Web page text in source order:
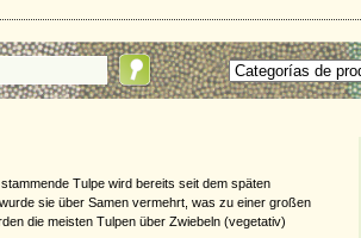
Tulpe wird bereits seit dem späten
sie über Samen vermehrt, was zu einer großen
die meisten Tulpen über Zwiebeln (vegetativ)